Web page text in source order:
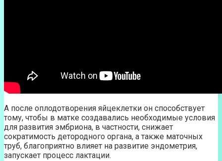
А после оплодотворения яйцеклетки он способствует
тому, чтобы в матке создавались необходимые условия
для развития эмбриона, в частности, снижает
сократимость детородного органа, а также маточных
труб, благоприятно влияет на развитие эндометрия,
запускает процесс лактации.